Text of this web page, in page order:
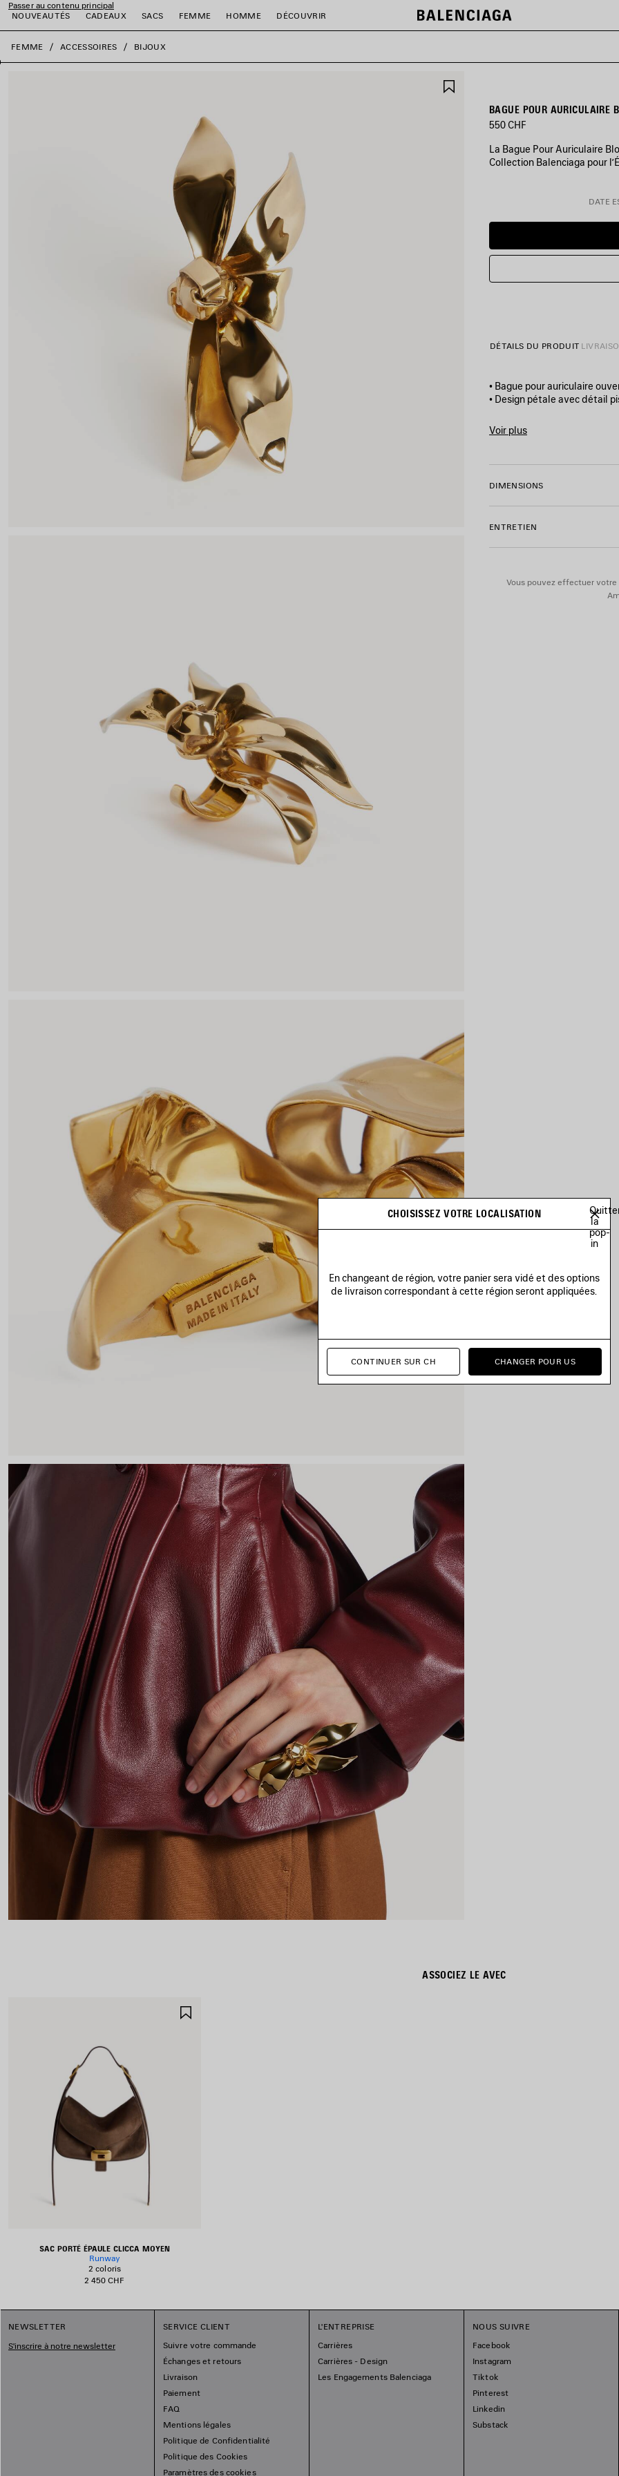
Passer au contenu principal
NOUVEAUTÉS
CADEAUX SACS FEMME HOMME DÉCOUVRIR
fermer la bannière
FEMME ACCESSOIRES BIJOUX
FAVORISBAGUE POUR AURICULAIRE
550 CHF
La Bague Pour Auriculaire
Collection Balenciaga pour
BRILLANT
Or
DATE
DÉTAILS DU PRODUIT
• Bague pour auriculaire
• Design pétale avec détail
• Fabriquée en Italie
• Cet article est sans nickel,
Voir plus
DIMENSIONS
ENTRETIEN
Vous pouvez effectuer votre
ASSOCIEZ LE AVEC
SAC PORTÉ ÉPAULE CLICCA MOYEN
Runway
2 coloris
2 450 CHF
NEWSLETTER
S'inscrire à notre newsletter
SERVICE CLIENT
Suivre votre commande
Échanges et retours
Livraison
Paiement
FAQ
Mentions légales
Politique de Confidentialité
Politique des Cookies
Paramètres des cookies
L'ENTREPRISE
Carrières
Carrières - Design
Les Engagements Balenciaga
NOUS SUIVRE
Facebook
Instagram
Tiktok
Pinterest
Linkedin
Substack
CHOISISSEZ VOTRE LOCALISATION
la
pop-
in
En changeant de région, votre panier sera vidé et des options
de livraison correspondant à cette région seront appliquées.
CONTINUER SUR CH CHANGER POUR US